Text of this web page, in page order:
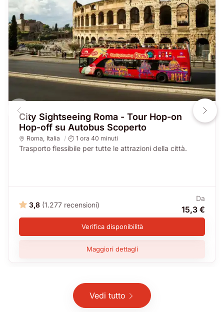
City Sightseeing Roma - Tour Hop-on
Hop-off su Autobus Scoperto
Roma, Italia 1 ora 40 minuti
Trasporto flessibile per tutte le attrazioni della città.
3,8 (1.277 recensioni)
Da
15,3 €
Verifica disponibilità
Maggiori dettagli
Vedi tutto